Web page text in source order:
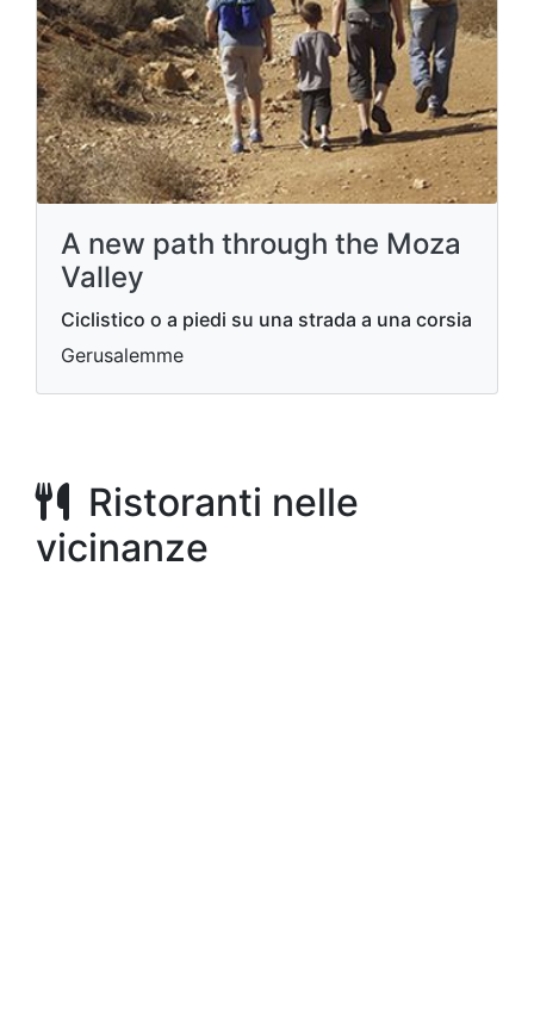
A new path through the Moza
Valley
Ciclistico o a piedi su una strada a una corsia
Gerusalemme
Ristoranti nelle
vicinanze